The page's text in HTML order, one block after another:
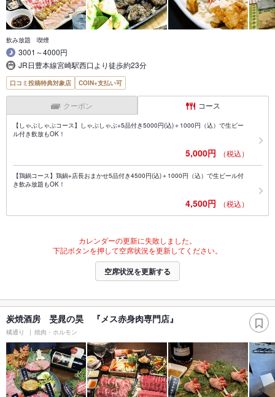
飲み放題 喫煙
3001～4000円
JR日豊本線宮崎駅西口より徒歩約23分
口コミ投稿特典対象店 COIN+支払い可
クーポン コース
【しゃぶしゃぶコース】しゃぶしゃぶ+5品付き5000円(込)＋1000円（込）で生ビー
ル付き飲放もOK！
5,000円 （税込）
【鶏鍋コース】鶏鍋+店長おまかせ5品付き4500円(込)＋1000円（込）で生ビール付
き飲み放題もOK！
4,500円 （税込）
カレンダーの更新に失敗しました。
下記ボタンを押して空席状況を更新してください。
空席状況を更新する
炭焼酒房 旻晁の昊 『メス赤身肉専門店』
橘通り 焼肉・ホルモン